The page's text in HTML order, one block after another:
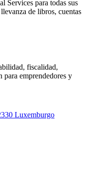
Services para todas sus
de libros, cuentas
fiscalidad,
para emprendedores y
Luxemburgo